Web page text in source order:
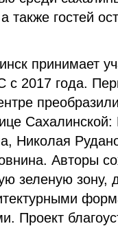
также гостей
принимает
с 2017 года.
Сахалинской:
Николая
Авторы
зеленую зону,
Проект